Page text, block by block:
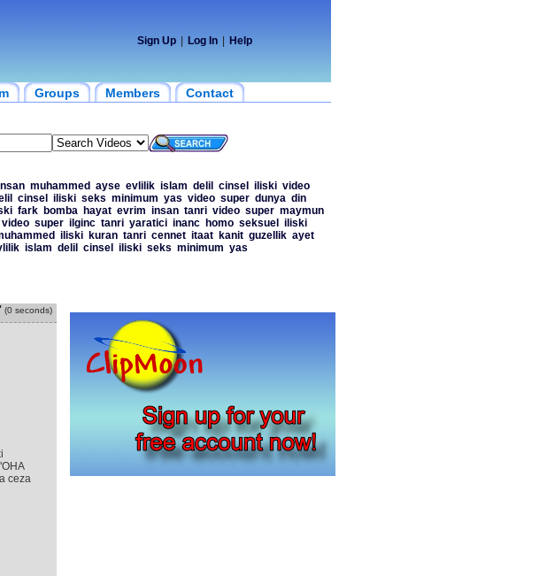
Sign Up Log In Help
Groups Members Contact
muhammed ayse evlilik islam delil cinsel iliski video
cinsel iliski seks minimum yas video super dunya din
fark bomba hayat evrim insan tanri video super maymun
video super ilginc tanri yaratici inanc homo seksuel
iliski
iliski kuran tanri cennet itaat kanit guzellik ayet
islam delil cinsel iliski seks minimum yas
(0 seconds)
ceza